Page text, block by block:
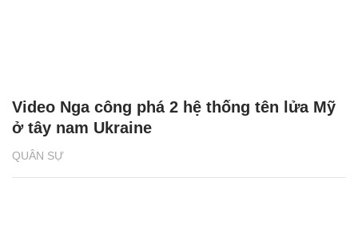
QUÂN SỰ
Video Nga công phá 2 hệ thống tên lửa Mỹ
ở tây nam Ukraine